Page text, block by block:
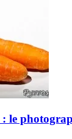
le